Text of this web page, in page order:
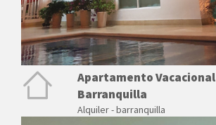
Apartamento Vacacional
Barranquilla
Alquiler - barranquilla